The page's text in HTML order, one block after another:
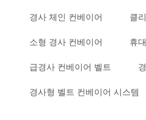
경사 체인 컨베이어 클
소형 경사 컨베이어 휴
급경사 컨베이어 벨트
경사형 벨트 컨베이어 시스템